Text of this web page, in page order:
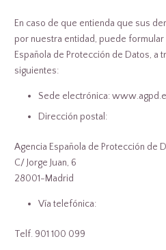
En caso de que entienda que sus
por nuestra entidad, puede formular
Española de Protección de Datos, a
siguientes:
Sede electrónica:
Dirección postal:
Agencia Española de Protección de
C/ Jorge Juan, 6
28001-Madrid
Vía telefónica:
Telf. 901 100 099